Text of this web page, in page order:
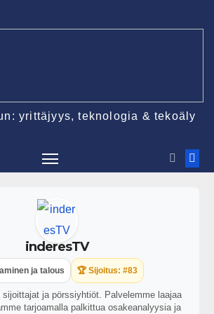
yrittäjyys, teknologia & tekoäly
inderesTV
ja talous 🏆 Sijoitus: #83
sijoittajat ja pörssiyhtiöt. Palvelemme laajaa
tarjoamalla palkittua osakeanalyysia ja